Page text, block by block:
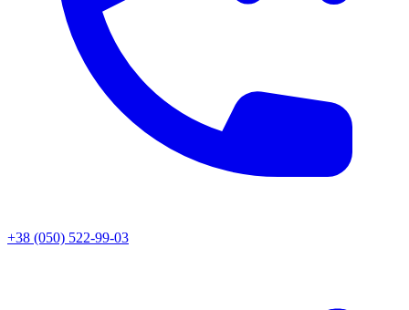
+38 (050) 522-99-03